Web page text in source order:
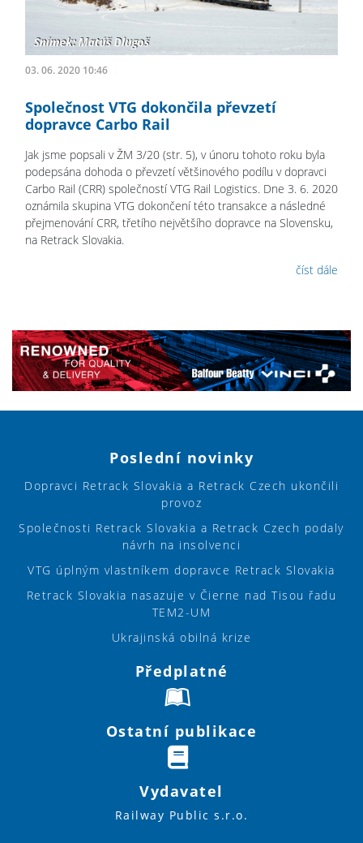
03. 06. 2020 10:46
Společnost VTG dokončila převzetí
dopravce Carbo Rail
Jak jsme popsali v ŽM 3/20 (str. 5), v únoru tohoto roku byla
podepsána dohoda o převzetí většinového podílu v dopravci
Carbo Rail (CRR) společností VTG Rail Logistics. Dne 3. 6. 2020
oznámila skupina VTG dokončení této transakce a následné
přejmenování CRR, třetího největšího dopravce na Slovensku,
na Retrack Slovakia.
číst dále
Poslední novinky
Dopravci Retrack Slovakia a Retrack Czech ukončili
provoz
Společnosti Retrack Slovakia a Retrack Czech podaly
návrh na insolvenci
VTG úplným vlastníkem dopravce Retrack Slovakia
Retrack Slovakia nasazuje v Čierne nad Tisou řadu
TEM2-UM
Ukrajinská obilná krize
Předplatné
Ostatní publikace
Vydavatel
Railway Public s.r.o.